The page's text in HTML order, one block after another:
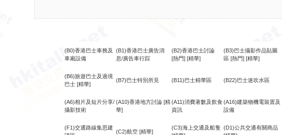
(B0)香港巴士車務及
車廂設備
(B1)香港巴士廣告消
息/廣告車行踪
(B2)香港巴士討論
[熱門] [精華]
(B3)巴士攝影作品貼圖
區 [熱門] [精華]
(B6)旅遊巴士及過境
巴士 [精華]
(B7)巴士特別所見 (B11)巴士精華區 (B22)巴士迷吹水區
(A6)相片及短片分享/
攝影技術
(A10)香港地方討論 [精
華]
(A11)消費著數及飲食
資訊
(A16)建築物機電裝置及
設備
(F1)交通路線集思建
(C2)航空 [精華]
(C3)海上交通及船隻 (D1)公共交通有關商品